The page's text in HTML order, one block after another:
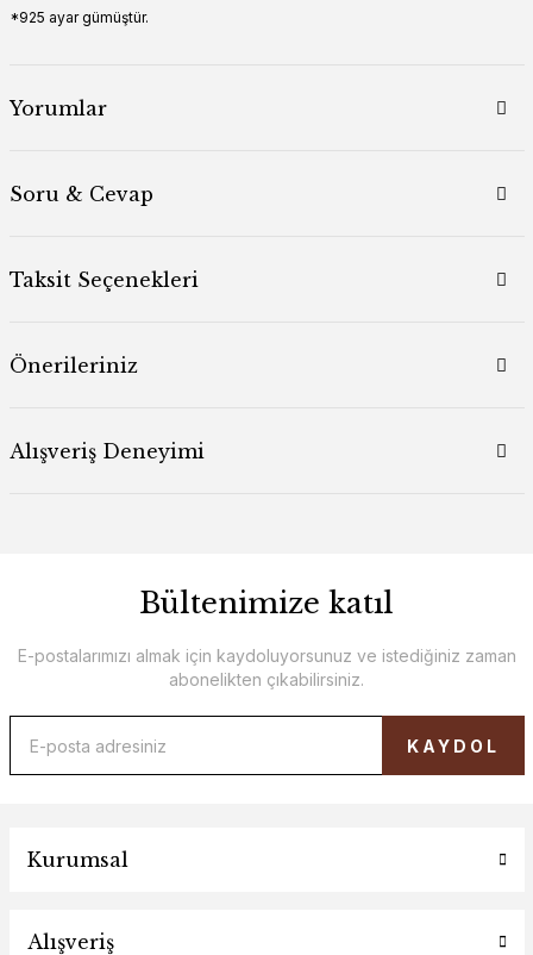
*925 ayar gümüştür.
Yorumlar
Soru & Cevap
Taksit Seçenekleri
Önerileriniz
Alışveriş Deneyimi
Bültenimize katıl
E-postalarımızı almak için kaydoluyorsunuz ve istediğiniz zaman
abonelikten çıkabilirsiniz.
KAYDOL
Kurumsal
Alışveriş